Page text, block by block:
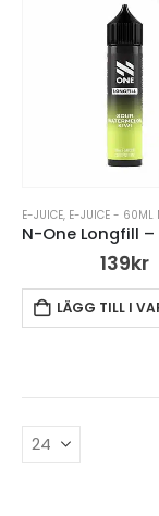
E-JUICE, E-JUICE - 60ML
139kr
LÄGG TILL I